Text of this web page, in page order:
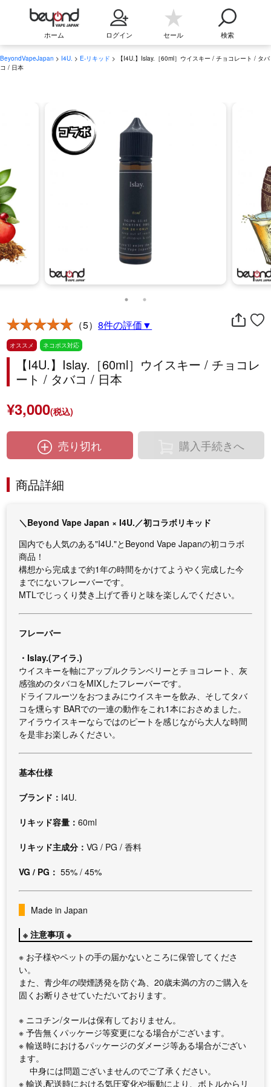
ホーム ログイン セール 検索
BeyondVapeJapan > I4U. > E-リキッド > 【I4U.】Islay.［60ml］ウイスキー / チョコレート / タバ
コ / 日本
（5）8件の評価▼
オススメ ネコポス対応
【I4U.】Islay.［60ml］ウイスキー / チョコレ
ート / タバコ / 日本
¥3,000(税込)
売り切れ 購入手続きへ
商品詳細
＼Beyond Vape Japan × I4U.／初コラボリキッド
国内でも人気のある"I4U."とBeyond Vape Japanの初コラボ
商品！
構想から完成まで約1年の時間をかけてようやく完成した今
までにないフレーバーです。
MTLでじっくり焚き上げて香りと味を楽しんでください。
フレーバー
・Islay.(アイラ.)
ウイスキーを軸にアップルクランベリーとチョコレート、灰
感強めのタバコをMIXしたフレーバーです。
ドライフルーツをおつまみにウイスキーを飲み、そしてタバ
コを燻らす BARでの一連の動作をこれ1本におさめました。
アイラウイスキーならではのピートを感じながら大人な時間
を是非お楽しみください。
基本仕様
ブランド： I4U.
リキッド容量：60ml
リキッド主成分：VG / PG / 香料
VG / PG： 55% / 45%
Made in Japan
※ 注意事項 ※
※ お子様やペットの手の届かないところに保管してくださ
い。
また、青少年の喫煙誘発を防ぐ為、20歳未満の方のご購入を
固くお断りさせていただいております。
※ ニコチン/タールは保有しておりません。
※ 予告無くパッケージ等変更になる場合がございます。
※ 輸送時におけるパッケージのダメージ等ある場合がござい
ます。
中身には問題ございませんのでご了承ください。
※ 輸送,配送時における気圧変化や振動により、ボトルからリ